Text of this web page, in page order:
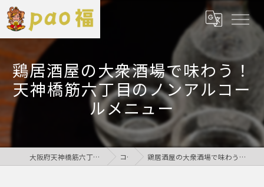
鶏居酒屋の大衆酒場で味わう！
天神橋筋六丁目のノンアルコー
ルメニュー
大阪府天神橋筋六丁目の居酒屋なら鶏居酒屋pao福 コラム 鶏居酒屋の大衆酒場で味わう！天神橋筋六丁目のノンアルコールメニュー